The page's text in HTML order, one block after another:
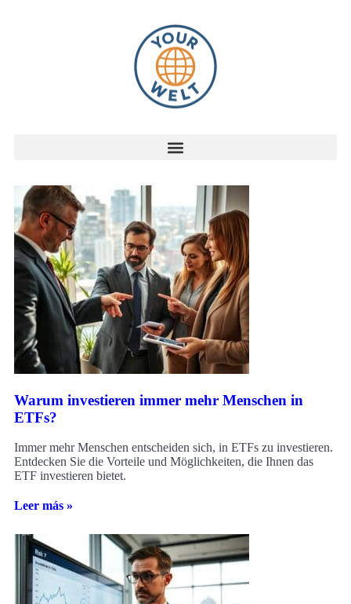
Warum investieren immer mehr Menschen in
ETFs?
Immer mehr Menschen entscheiden sich, in ETFs zu investieren.
Entdecken Sie die Vorteile und Möglichkeiten, die Ihnen das
ETF investieren bietet.
Leer más »